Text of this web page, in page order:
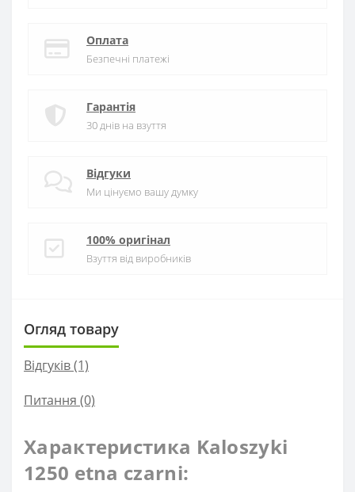
Оплата
Безпечні платежі
Гарантія
30 днів на взуття
Відгуки
Ми цінуємо вашу думку
100% оригінал
Взуття від виробників
Огляд товару
Відгуків (1)
Питання (0)
Характеристика Kaloszyki
1250 etna czarni: